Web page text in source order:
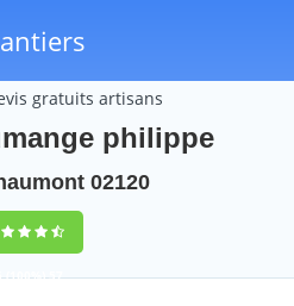
gratuits artisans
philippe
02120
(100%)57